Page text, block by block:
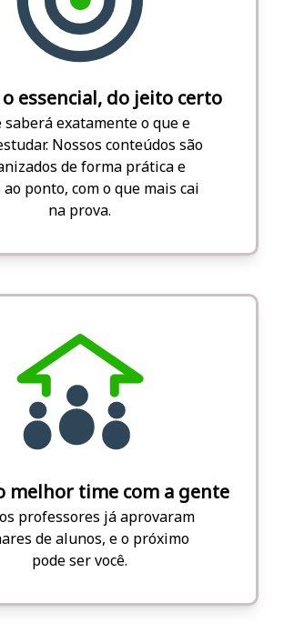
essencial, do jeito certo
saberá exatamente o que e
Nossos conteúdos são
de forma prática e
ponto, com o que mais cai
na prova.
melhor time com a gente
professores já aprovaram
de alunos, e o próximo
pode ser você.